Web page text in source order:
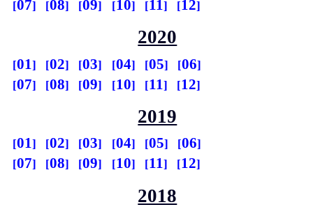
07 08 09 10 11 12
2020
01 02 03 04 05
06
07
08 09 10 11 12
2019
01 02 03 04 05
06
07
08 09 10 11 12
2018